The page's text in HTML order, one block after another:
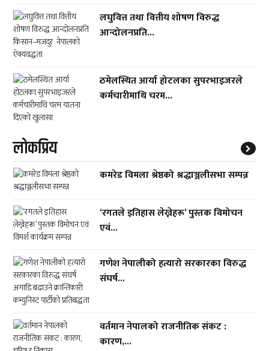
लघुवित्त तथा वित्तीय शोषण विरुद्ध
आन्दोलनप्रति...
ठमेलस्थित आर्या होटलका सुपरभाइजरले
कर्मचारीमाथि चरम...
लाेकप्रिय
कमरेड विमला श्रेष्ठको श्रद्धाञ्जलीसभा सम्पन्न
‘रगतले इतिहास लेख्नेहरू’ पुस्तक विमोचन
एवं...
गणेश नेपालीको हत्यारो सरकारका विरुद्ध
संघर्ष...
वर्तमान नेपालको राजनीतिक संकट :
कारण,...